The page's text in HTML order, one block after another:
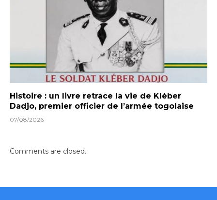
Histoire : un livre retrace la vie de Kléber
Dadjo, premier officier de l’armée togolaise
07/08/2026
Comments are closed.